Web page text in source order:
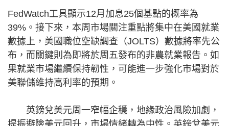
FedWatch工具顯示12月加息25個基點的概率為
39%。接下來，本周市場關注重點將集中在美國就業
數據上，美國職位空缺調查（JOLTS）數據將率先公
布，而關鍵則為即將於周五發布的非農就業報告。如
果就業市場繼續保持韌性，可能進一步強化市場對於
美聯儲維持高利率的預期。
英鎊兌美元周一窄幅企穩，地緣政治風險加劇，
提振避險美元回升，市場情緒轉為中性。英鎊兌美元